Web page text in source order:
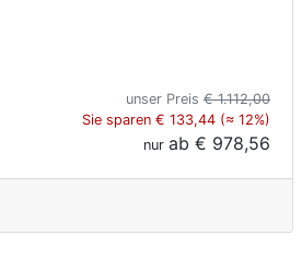
unser Preis € 1.112,00
Sie sparen € 133,44 (≈ 12%)
nur ab € 978,56